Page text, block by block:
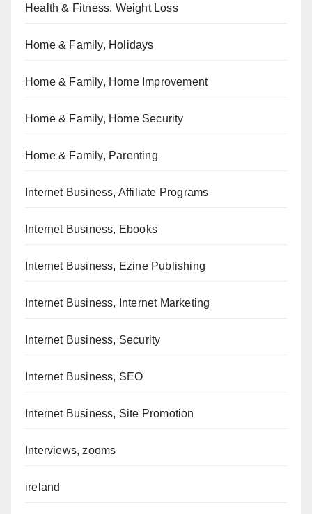
Health & Fitness, Weight Loss
Home & Family, Holidays
Home & Family, Home Improvement
Home & Family, Home Security
Home & Family, Parenting
Internet Business, Affiliate Programs
Internet Business, Ebooks
Internet Business, Ezine Publishing
Internet Business, Internet Marketing
Internet Business, Security
Internet Business, SEO
Internet Business, Site Promotion
Interviews, zooms
ireland